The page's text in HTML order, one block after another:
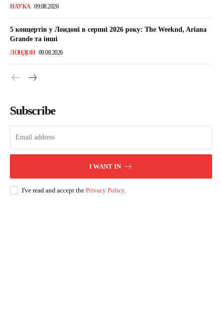
НАУКА 09.08.2026
5 концертів у Лондоні в серпні 2026 року: The Weeknd, Ariana
Grande та інші
ЛОНДОН 09.08.2026
Subscribe
I WANT IN
I've read and accept the Privacy Policy.